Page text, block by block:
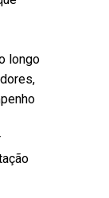
longo